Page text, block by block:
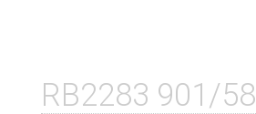
RB2283 901/58